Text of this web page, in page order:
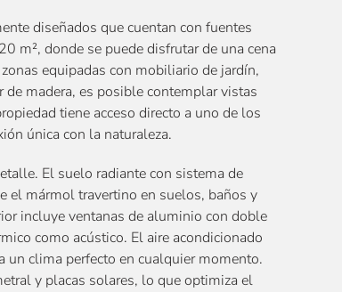
diseñados que cuentan con fuentes
m², donde se puede disfrutar de una cena
equipadas con mobiliario de jardín,
madera, es posible contemplar vistas
tiene acceso directo a uno de los
única con la naturaleza.
El suelo radiante con sistema de
el mármol travertino en suelos, baños y
incluye ventanas de aluminio con doble
como acústico. El aire acondicionado
un clima perfecto en cualquier momento.
y placas solares, lo que optimiza el